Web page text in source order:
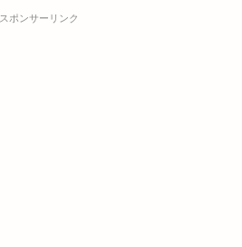
スポンサーリンク